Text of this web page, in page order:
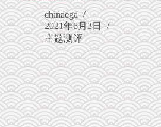
chinaega
2021年6月3日
主题测评